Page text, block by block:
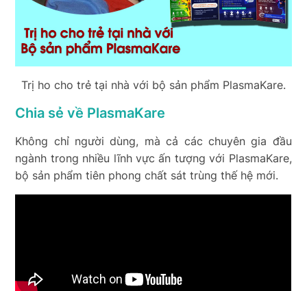
Trị ho cho trẻ tại nhà với bộ sản phẩm PlasmaKare.
Chia sẻ về PlasmaKare
Không chỉ người dùng, mà cả các chuyên gia đầu
ngành trong nhiều lĩnh vực ấn tượng với PlasmaKare,
bộ sản phẩm tiên phong chất sát trùng thế hệ mới.